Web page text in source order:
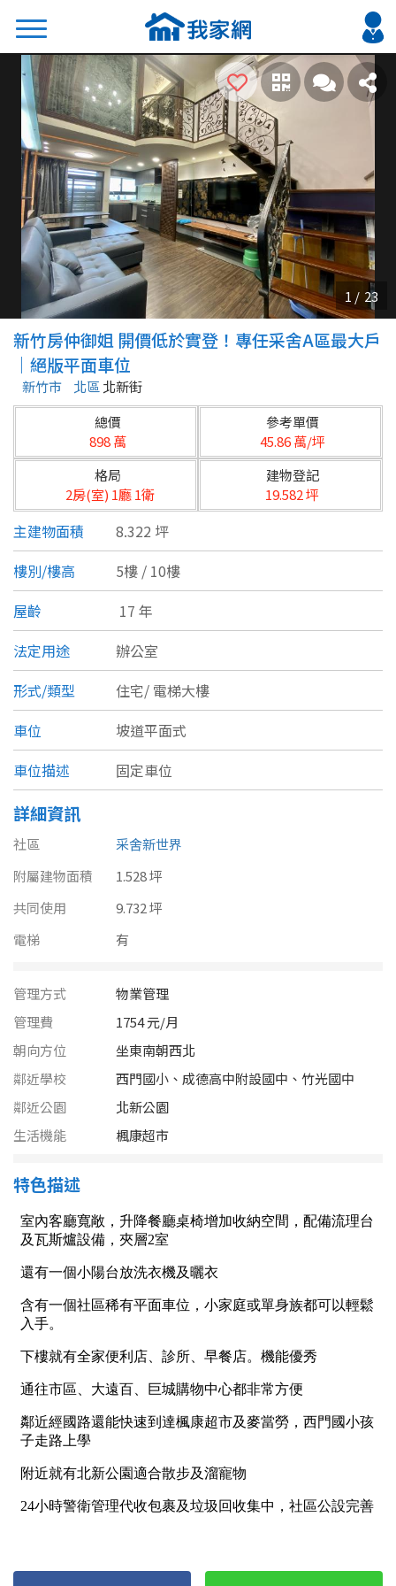
搜尋
熱門關鍵字
2026 台北降價好屋限量釋出
2026 新北降價好屋限量釋出
2026 台中降價好屋限量釋出
2026 台南降價好屋限量釋出
2026 高雄降價好屋限量釋出
縣市
不限
台北市
基隆市
新北市
宜蘭縣
桃園市
新竹市
新竹縣
苗栗縣
台中市
彰化縣
南投縣
雲林縣
嘉義市
嘉義縣
高雄市
屏東縣
台東縣
金門連江
區域
類型(可複選)
不拘 公寓 電梯大樓 套房
別墅 透天厝 樓中樓 華廈
農舍 辦公 店面 工廠
坪數
不拘
40~50 坪
80坪以上
~
樓層
不拘
1樓
3樓
5~10樓
21樓以上
格局
不拘
1房
4房 5房以上
新竹房仲御姐 開價低於實登！專任采舍A區最大戶
｜絕版平面車位
新竹市 北區 北新街
總價
898 萬
參考單價
45.86 萬/坪
格局
2房(室) 1廳 1衛
建物登記
19.582 坪
主建物面積
8.322 坪
樓別/樓高
5樓 / 10樓
屋齡
17 年
法定用途
辦公室
形式/類型
住宅/ 電梯大樓
車位
坡道平面式
車位描述
固定車位
詳細資訊
社區
采舍新世界
附屬建物面積
1.528 坪
共同使用
9.732 坪
電梯
有
管理方式
物業管理
管理費
1754 元/月
朝向方位
坐東南朝西北
鄰近學校
西門國小、成德高中附設國中、竹光國中
鄰近公園
北新公園
生活機能
楓康超市
特色描述